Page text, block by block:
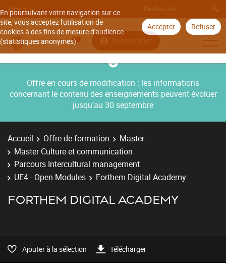
En poursuivant votre navigation sur ce
site, vous acceptez l'utilisation de
cookies à des fins de mesure d'audience
(statistiques anonymes).
Accepter Refuser
Aller à
Se connecter
Offre en cours de modification : les informations
concernant le contenu des enseignements peuvent évoluer
jusqu’au 30 septembre
Accueil Offre de formation
Master
Master Culture et communication
Parcours Intercultural management
UE4 - Open Modules
Forthem Digital Academy
FORTHEM DIGITAL ACADEMY
Ajouter à la sélection Télécharger